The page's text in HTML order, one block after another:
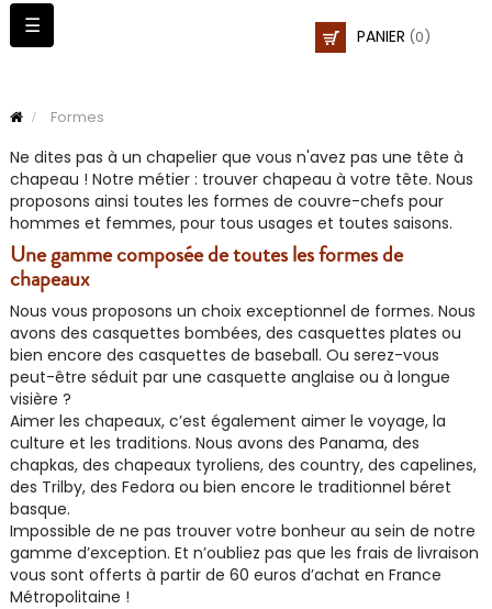
PANIER (0)
Basculer
la
☰
Formes
Ne dites pas à un chapelier que vous n'avez pas une tête à
chapeau ! Notre métier : trouver chapeau à votre tête. Nous
proposons ainsi toutes les formes de couvre-chefs pour
hommes et femmes, pour tous usages et toutes saisons.
Une gamme composée de toutes les formes de
chapeaux
Nous vous proposons un choix exceptionnel de formes. Nous
avons des casquettes bombées, des casquettes plates ou
bien encore des casquettes de baseball. Ou serez-vous
peut-être séduit par une casquette anglaise ou à longue
visière ?
Aimer les chapeaux, c’est également aimer le voyage, la
culture et les traditions. Nous avons des Panama, des
chapkas, des chapeaux tyroliens, des country, des capelines,
des Trilby, des Fedora ou bien encore le traditionnel béret
basque.
Impossible de ne pas trouver votre bonheur au sein de notre
gamme d’exception. Et n’oubliez pas que les frais de livraison
vous sont offerts à partir de 60 euros d’achat en France
Métropolitaine !